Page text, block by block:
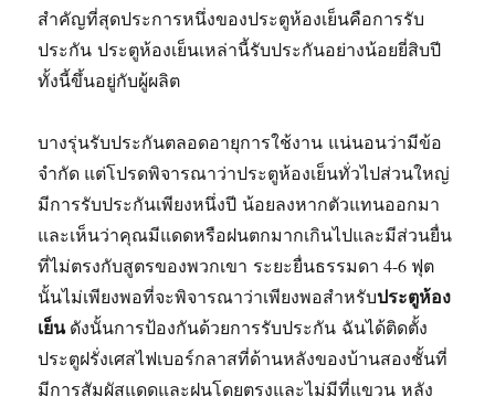
สำคัญที่สุดประการหนึ่งของประตูห้องเย็นคือการรับ
ประกัน ประตูห้องเย็นเหล่านี้รับประกันอย่างน้อยยี่สิบปี
ทั้งนี้ขึ้นอยู่กับผู้ผลิต
บางรุ่นรับประกันตลอดอายุการใช้งาน แน่นอนว่ามีข้อ
จำกัด แต่โปรดพิจารณาว่าประตูห้องเย็นทั่วไปส่วนใหญ่
มีการรับประกันเพียงหนึ่งปี น้อยลงหากตัวแทนออกมา
และเห็นว่าคุณมีแดดหรือฝนตกมากเกินไปและมีส่วนยื่น
ที่ไม่ตรงกับสูตรของพวกเขา ระยะยื่นธรรมดา 4-6 ฟุต
นั้นไม่เพียงพอที่จะพิจารณาว่าเพียงพอสำหรับประตูห้อง
เย็นดังนั้นการป้องกันด้วยการรับประกัน ฉันได้ติดตั้ง
ประตูฝรั่งเศสไฟเบอร์กลาสที่ด้านหลังของบ้านสองชั้นที่
มีการสัมผัสแดดและฝนโดยตรงและไม่มีที่แขวน หลัง